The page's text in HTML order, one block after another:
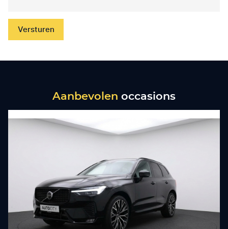
Versturen
Aanbevolen occasions